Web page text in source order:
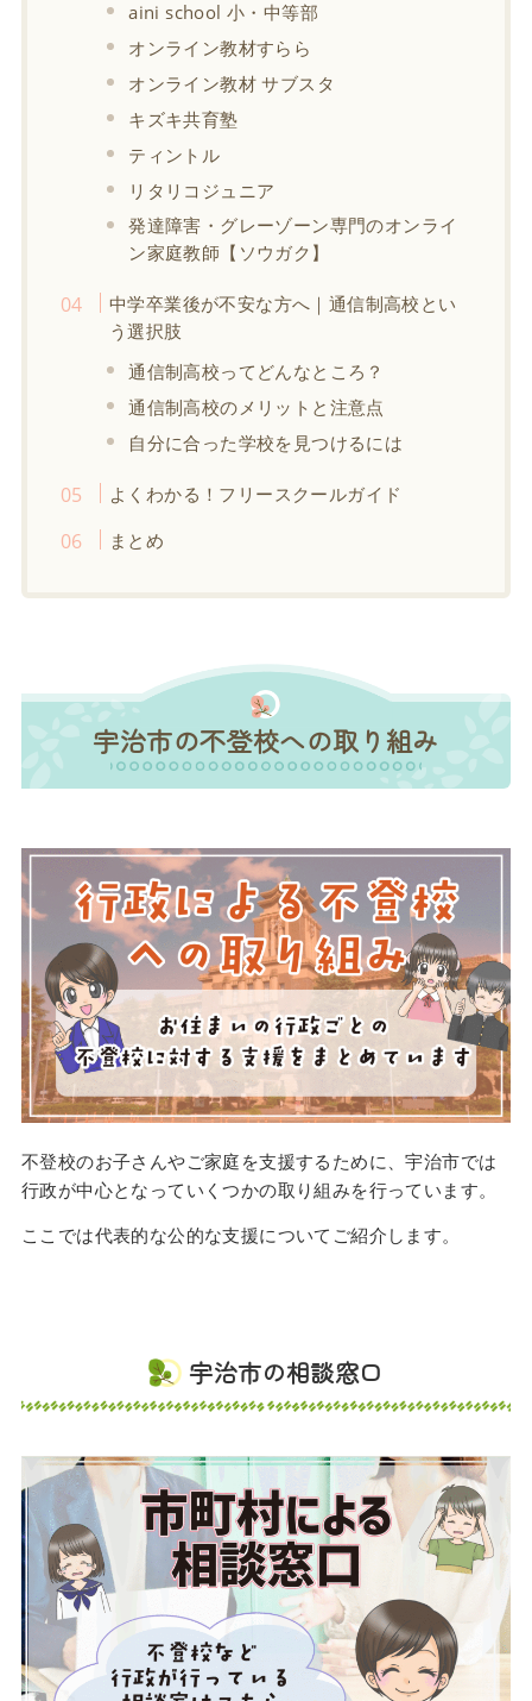
aini school 小・中等部
オンライン教材すらら
オンライン教材 サブスタ
キズキ共育塾
ティントル
リタリコジュニア
発達障害・グレーゾーン専門のオンライ
ン家庭教師【ソウガク】
中学卒業後が不安な方へ｜通信制高校とい
う選択肢
通信制高校ってどんなところ？
通信制高校のメリットと注意点
自分に合った学校を見つけるには
よくわかる！フリースクールガイド
まとめ
宇治市の不登校への取り組み
不登校のお子さんやご家庭を支援するために、宇治市では
行政が中心となっていくつかの取り組みを行っています。
ここでは代表的な公的な支援についてご紹介します。
宇治市の相談窓口